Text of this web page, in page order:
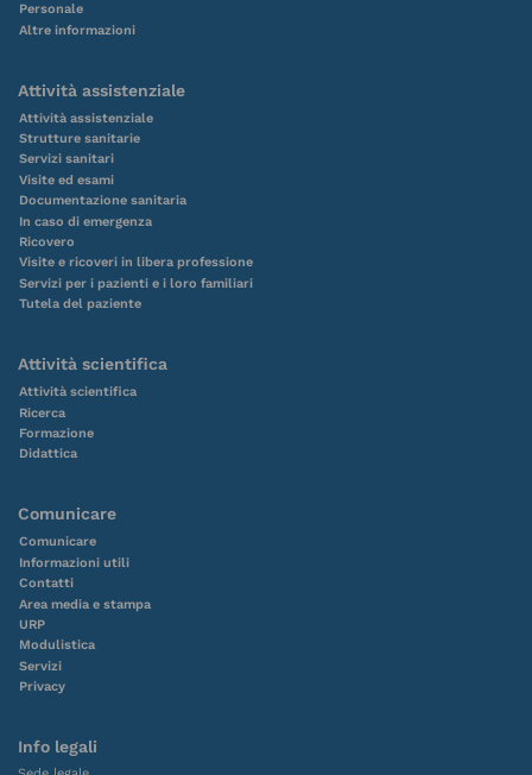
Personale
Altre informazioni
Attività assistenziale
Attività assistenziale
Strutture sanitarie
Servizi sanitari
Visite ed esami
Documentazione sanitaria
In caso di emergenza
Ricovero
Visite e ricoveri in libera professione
Servizi per i pazienti e i loro familiari
Tutela del paziente
Attività scientifica
Attività scientifica
Ricerca
Formazione
Didattica
Comunicare
Comunicare
Informazioni utili
Contatti
Area media e stampa
URP
Modulistica
Servizi
Privacy
Info legali